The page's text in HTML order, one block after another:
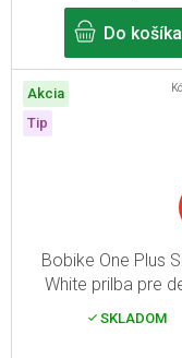
Do košíka
Akcia
Tip
Bobike One Plus
White prilba pre
SKLADOM